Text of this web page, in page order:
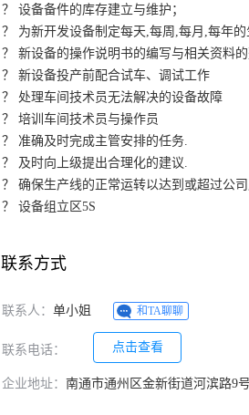
？ 设备备件的库存建立与维护；
？ 为新开发设备制定每天,每周,每月,每年
？ 新设备的操作说明书的编写与相关资料
？ 新设备投产前配合试车、调试工作
？ 处理车间技术员无法解决的设备故障
？ 培训车间技术员与操作员
？ 准确及时完成主管安排的任务.
？ 及时向上级提出合理化的建议.
？ 确保生产线的正常运转以达到或超过公
？ 设备组立区5S
联系方式
联系人： 单小姐 和TA聊聊
联系电话： 点击查看
企业地址： 南通市通州区金新街道河滨路9号